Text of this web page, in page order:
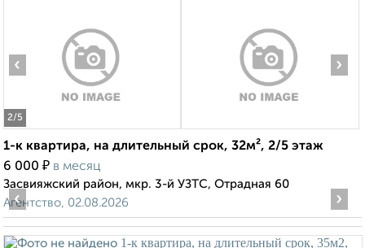
2/5
‹ ›
1-к квартира, на длительный срок, 32м², 2/5 этаж
6 000 ₽ в месяц
Засвияжский район, мкр. 3-й УЗТС, Отрадная 60
Агентство, 02.08.2026
‹ ›